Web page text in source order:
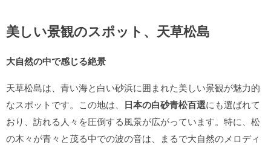
美しい景観のスポット、天草松島
大自然の中で感じる絶景
天草松島は、青い海と白い砂浜に囲まれた美しい景観が魅力的
なスポットです。この地は、 日本の白砂青松百選にも選ばれて
おり、訪れる人々を圧倒する風景が広がっています。特に、松
の木々が青々と茂る中での波の音は、まるで大自然のメロディ